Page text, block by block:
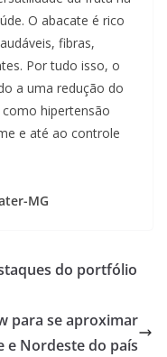
O abacate é rico
fibras,
Por tudo isso, o
a uma redução do
hipertensão
e até ao controle
MG
do portfólio
para se aproximar
Nordeste do país